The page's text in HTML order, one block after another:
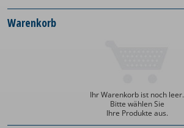
Warenkorb
Ihr Warenkorb ist noch leer.
Bitte wählen Sie
Ihre Produkte aus.